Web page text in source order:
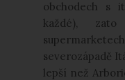
obchodech s
každé),
severozápadě
lepší než